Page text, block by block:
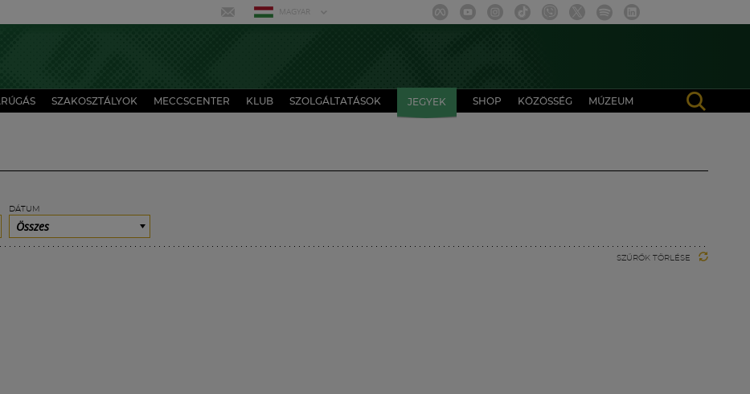
MAGYAR
SZAKOSZTÁLYOK MECCSCENTER KLUB SZOLGÁLTATÁSOK JEGYEK SHOP KÖZÖSSÉG MÚZEUM
DÁTUM
Összes
SZŰRŐK TÖRLÉSE